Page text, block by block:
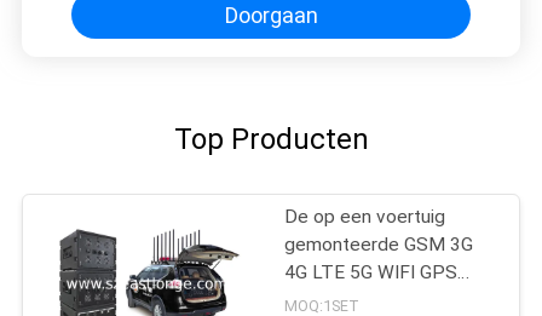
Doorgaan
Top Producten
De op een voertuig
gemonteerde GSM 3G
4G LTE 5G WIFI GPS
Stoorzender van het de
MOQ:1SET